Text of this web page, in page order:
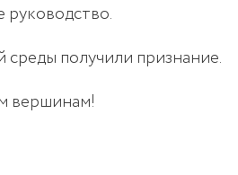
руководство.
получили признание.
вершинам!